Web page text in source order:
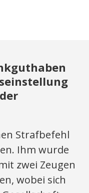
Strafbefehl
Ihm wurde
zwei Zeugen
wobei sich